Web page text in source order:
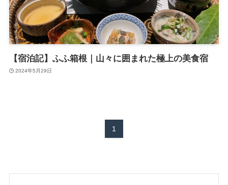
【宿泊記】ふふ箱根｜山々に囲まれた極上の美食宿
2024年5月29日
1